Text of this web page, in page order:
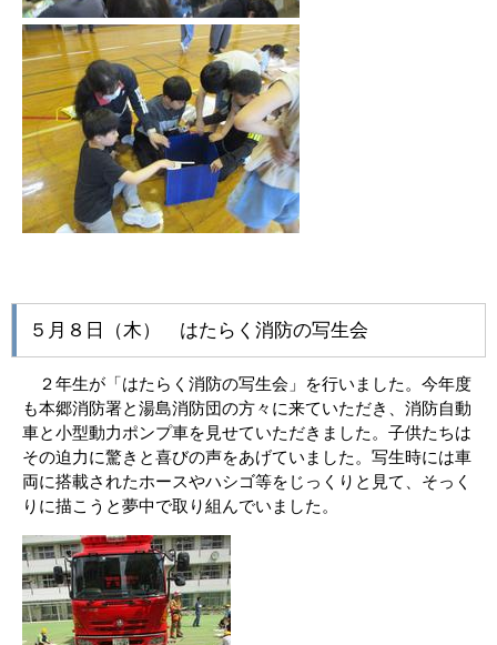
５月８日（木） はたらく消防の写生会
２年生が「はたらく消防の写生会」を行いました。今年度
も本郷消防署と湯島消防団の方々に来ていただき、消防自動
車と小型動力ポンプ車を見せていただきました。子供たちは
その迫力に驚きと喜びの声をあげていました。写生時には車
両に搭載されたホースやハシゴ等をじっくりと見て、そっく
りに描こうと夢中で取り組んでいました。